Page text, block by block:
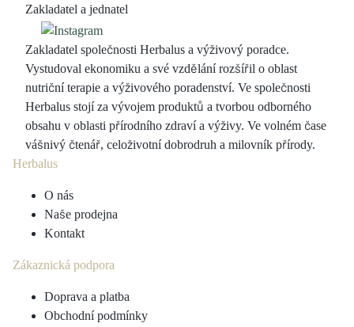
Zakladatel a jednatel
Zakladatel společnosti Herbalus a výživový poradce.
Vystudoval ekonomiku a své vzdělání rozšířil o oblast
nutriční terapie a výživového poradenství. Ve společnosti
Herbalus stojí za vývojem produktů a tvorbou odborného
obsahu v oblasti přírodního zdraví a výživy. Ve volném čase
vášnivý čtenář, celoživotní dobrodruh a milovník přírody.
Herbalus
O nás
Naše prodejna
Kontakt
Zákaznická podpora
Doprava a platba
Obchodní podmínky